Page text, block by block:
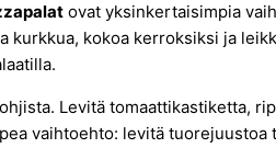
ovat yksinkertaisimpia
kurkkua, kokoa kerroksiksi ja
Levitä tomaattikastiketta,
vaihtoehto: levitä